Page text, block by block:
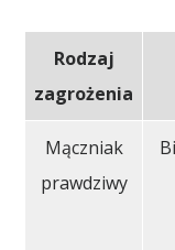
Rodzaj
zagrożenia
Mączniak
prawdziwy